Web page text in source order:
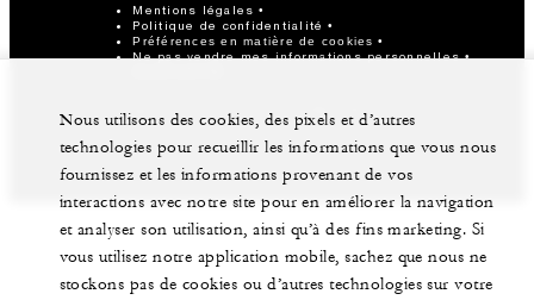
Mentions légales
Politique de confidentialité
Préférences en matière de cookies
Ne pas vendre mes informations personnelles
réservés.
Nous utilisons des cookies, des pixels et d’autres
technologies pour recueillir les informations que vous nous
fournissez et les informations provenant de vos
interactions avec notre site pour en améliorer la navigation
et analyser son utilisation, ainsi qu’à des fins marketing. Si
vous utilisez notre application mobile, sachez que nous ne
stockons pas de cookies ou d’autres technologies sur votre